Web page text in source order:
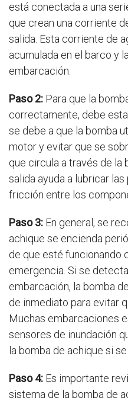
está conectada a una
que crean una corriente
salida. Esta corriente de
acumulada en el barco y
embarcación.
Paso 2: Para que la
correctamente, debe
se debe a que la bomba
motor y evitar que se
que circula a través de la
salida ayuda a lubricar
fricción entre los
Paso 3: En general, se
achique se encienda
de que esté funcionando
emergencia. Si se
embarcación, la bomba
de inmediato para evitar
Muchas embarcaciones
sensores de inundación
la bomba de achique si
Paso 4: Es importante
sistema de la bomba de